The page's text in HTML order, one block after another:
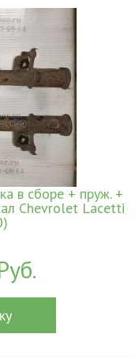
в сборе + пруж. +
Chevrolet Lacetti